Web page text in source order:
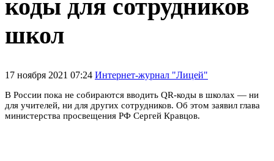
коды для сотрудников
школ
17 ноября 2021 07:24 Интернет-журнал "Лицей"
В России пока не собираются вводить QR-коды в школах — ни
для учителей, ни для других сотрудников. Об этом заявил глава
министерства просвещения РФ Сергей Кравцов.